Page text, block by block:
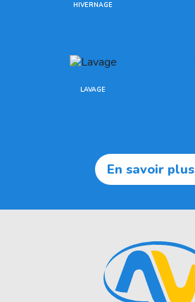
HIVERNAGE
LAVAGE
En savoir plus